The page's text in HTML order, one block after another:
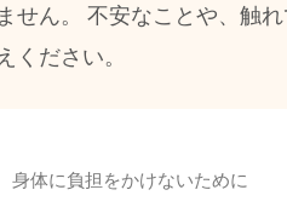
せん。 不安なことや、触
ください。
身体に負担をかけないために